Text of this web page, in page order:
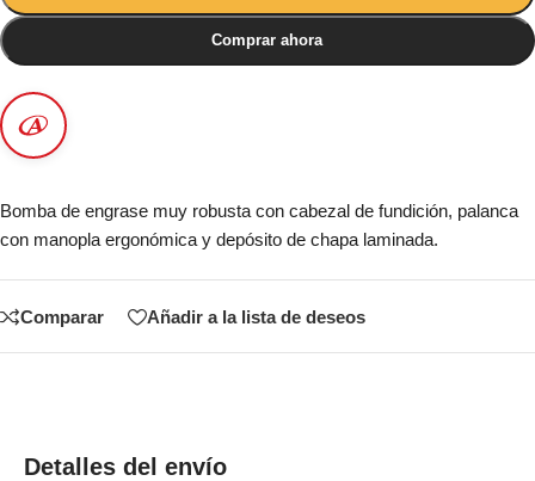
Comprar ahora
Bomba de engrase muy robusta con cabezal de fundición, palanca
con manopla ergonómica y depósito de chapa laminada.
Comparar Añadir a la lista de deseos
Detalles del envío